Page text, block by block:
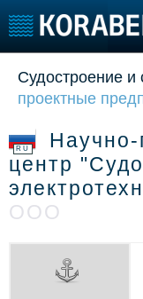
Судостроение
Пульс
Компании
Репутация
Работа
Крюинг
Судостроение и
проектные
RU
Научно-
центр
ООО